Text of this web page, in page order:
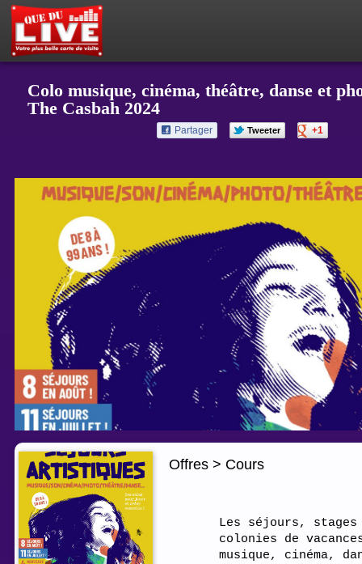
Colo musique, cinéma, théâtre, danse et
The Casbah 2024
Partager Tweeter +1
Offres > Cours
Les séjours,
colonies de
musique, cinéma,